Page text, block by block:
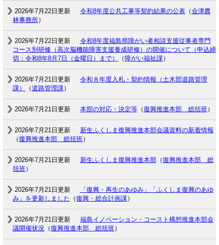
2026年7月22日更新 令和8年度公共工事等契約結果の公表（会津農
林事務所）
2026年7月22日更新
令和8年度福島県障がい者相談支援従事者専門
コース別研修（高次脳機能障害支援養成研修）の開催について（申込締
切：令和8年8月7日（金曜日）まで）
（ 障がい福祉課）
2026年7月21日更新
令和８年度入札・契約情報（土木部道路管理
課）
（道路管理課）
2026年7月21日更新 本部の対応・決定等（復興推進本部 総括班）
2026年7月21日更新
新生ふくしま復興推進本部会議資料の新着情報
（復興推進本部 総括班）
2026年7月21日更新 新生ふくしま復興推進本部（復興推進本部 総
括班）
2026年7月21日更新
「復興・再生のあゆみ」「ふくしま復興のあゆ
み」を更新しました （復興・総合計画課）
2026年7月21日更新
福島イノベーション・コースト構想推進本部会
議開催状況 （復興推進本部 総括班）